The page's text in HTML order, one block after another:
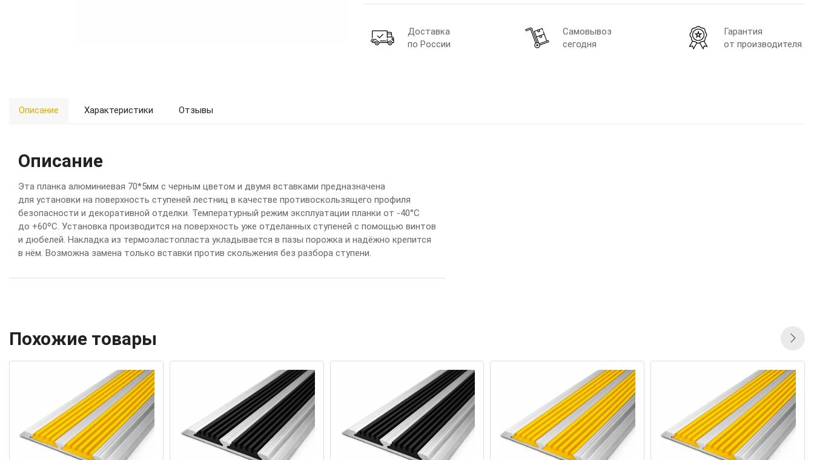
Доставка
по России
Самовывоз
сегодня
Гарантия
от производителя
Описание Характеристики Отзывы
Описание
Эта планка алюминиевая 70*5мм с черным цветом и двумя вставками предназначена
для установки на поверхность ступеней лестниц в качестве противоскользящего профиля
безопасности и декоративной отделки. Температурный режим эксплуатации планки от -40°С
до +60ºС. Установка производится на поверхность уже отделанных ступеней с помощью винтов
и дюбелей. Накладка из термоэластопласта укладывается в пазы порожка и надёжно крепится
в нём. Возможна замена только вставки против скольжения без разбора ступени.
Похожие товары